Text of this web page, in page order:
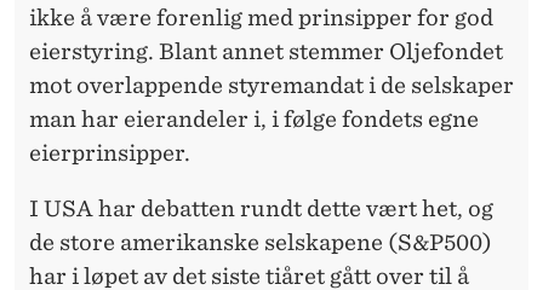
ikke å være forenlig med prinsipper for god
eierstyring. Blant annet stemmer Oljefondet
mot overlappende styremandat i de selskaper
man har eierandeler i, i følge fondets egne
eierprinsipper.
I USA har debatten rundt dette vært het, og
de store amerikanske selskapene (S&P500)
har i løpet av det siste tiåret gått over til å